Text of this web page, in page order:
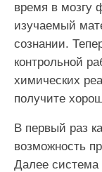
время в мозгу
изучаемый
сознании.
контрольной
химических
получите
В первый раз
возможность
Далее система